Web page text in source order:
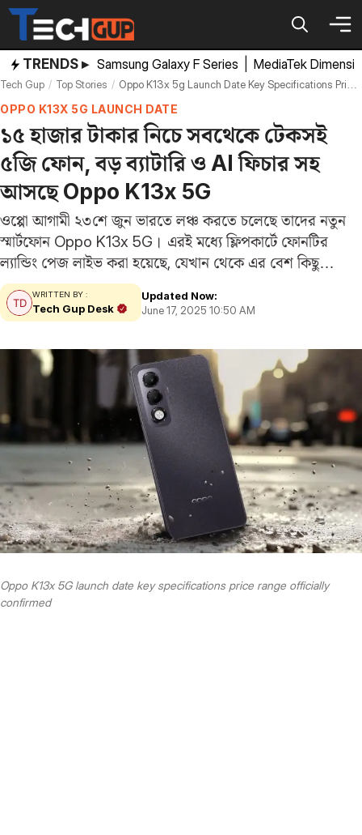
Skip
content
TRENDS ▸ Samsung Galaxy F Series MediaTek
Tech Gup Top Stories Oppo K13x 5g Launch Date Key Specifications Price Range Officially Confirmed
OPPO K13X 5G LAUNCH DATE
১৫ হাজার টাকার নিচে সবথেকে টেকসই
৫জি ফোন, বড় ব্যাটারি ও AI ফিচার সহ
আসছে Oppo K13x 5G
ওপ্পো আগামী ২৩শে জুন ভারতে লঞ্চ করতে চলেছে তাদের নতুন
স্মার্টফোন Oppo K13x 5G। এরই মধ্যে ফ্লিপকার্টে ফোনটির
ল্যান্ডিং পেজ লাইভ করা হয়েছে, যেখান থেকে এর বেশ কিছু
গুরুত্বপূর্ণ স্পেসিফিকেশন, ভ্যারিয়েন্ট ও দাম সংক্রান্ত তথ্য সামনে
এসেছে। জানা গেছে, Oppo…
WRITTEN BY :
Tech Gup Desk
Updated Now:
June 17, 2025 10:50 AM
Oppo K13x 5G launch date key specifications price range officially
confirmed